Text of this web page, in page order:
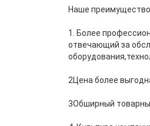
Наше
1. Более
отвечающий за
2Цена более
3Обширный